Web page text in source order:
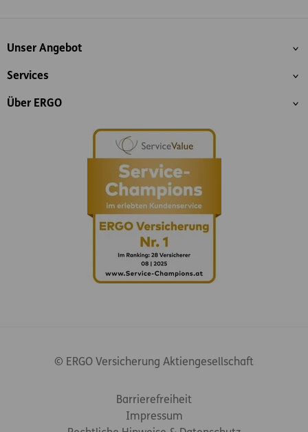
Inhaltsübersicht
Unser Angebot
Services
Über ERGO
© ERGO Versicherung Aktiengesellschaft
Barrierefreiheit
Impressum